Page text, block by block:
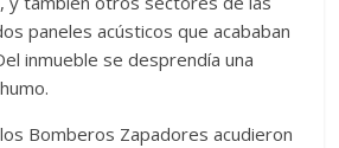
paneles acústicos que acababan
inmueble se desprendía una
Bomberos Zapadores acudieron